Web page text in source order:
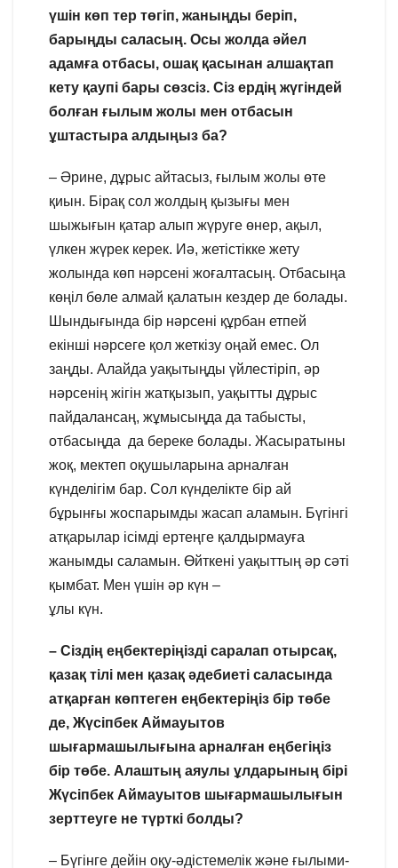
үшін көп тер төгіп, жаныңды беріп,
барыңды саласың. Осы жолда әйел
адамға отбасы, ошақ қасынан алшақтап
кету қаупі бары сөзсіз. Сіз ердің жүгіндей
болған ғылым жолы мен отбасын
ұштастыра алдыңыз ба?
– Әрине, дұрыс айтасыз, ғылым жолы өте
қиын. Бірақ сол жолдың қызығы мен
шыжығын қатар алып жүруге өнер, ақыл,
үлкен жүрек керек. Иә, жетістікке жету
жолында көп нәрсені жоғалтасың. Отбасыңа
көңіл бөле алмай қалатын кездер де болады.
Шындығында бір нәрсені құрбан етпей
екінші нәрсеге қол жеткізу оңай емес. Ол
заңды. Алайда уақытыңды үйлестіріп, әр
нәрсенің жігін жатқызып, уақытты дұрыс
пайдалансаң, жұмысыңда да табысты,
отбасыңда да береке болады. Жасыратыны
жоқ, мектеп оқушыларына арналған
күнделігім бар. Сол күнделікте бір ай
бұрынғы жоспарымды жасап аламын. Бүгінгі
атқарылар ісімді ертеңге қалдырмауға
жанымды саламын. Өйткені уақыттың әр сәті
қымбат. Мен үшін әр күн –
ұлы күн.
– Сіздің еңбектеріңізді саралап отырсақ,
қазақ тілі мен қазақ әдебиеті саласында
атқарған көптеген еңбектеріңіз бір төбе
де, Жүсіпбек Аймауытов
шығармашылығына арналған еңбегіңіз
бір төбе. Алаштың аяулы ұлдарының бірі
Жүсіпбек Аймауытов шығармашылығын
зерттеуге не түрткі болды?
– Бүгінге дейін оқу-әдістемелік және ғылыми-